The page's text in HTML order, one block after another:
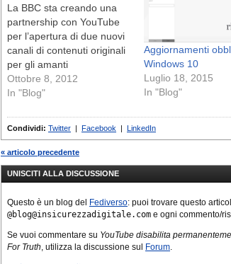
La BBC sta creando una
partnership con YouTube
per l’apertura di due nuovi
canali di contenuti originali
per gli amanti
Ottobre 8, 2012
In "Blog"
Aggiornamenti
Windows 10
Luglio 18, 2015
In "Blog"
Condividi: Twitter | Facebook | LinkedIn
« articolo precedente
UNISCITI ALLA DISCUSSIONE
Questo è un blog del Fediverso: puoi trovare questo
@blog@insicurezzadigitale.com e ogni commento/
Se vuoi commentare su YouTube disabilita
For Truth, utilizza la discussione sul Forum.